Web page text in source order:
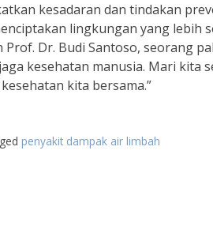
kesadaran dan tindakan
lingkungan yang lebih
Prof. Dr. Budi Santoso, seorang
kesehatan manusia. Mari kita
kita bersama.”
penyakit dampak air limbah